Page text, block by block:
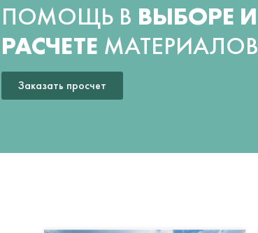
ПОМОЩЬ В ВЫБОРЕ И
РАСЧЕТЕ МАТЕРИАЛОВ
Заказать просчет